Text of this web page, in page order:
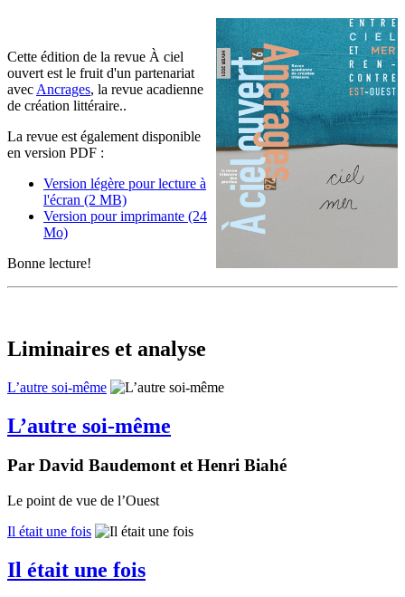
Cette édition de la revue À ciel
ouvert est le fruit d'un partenariat
avec Ancrages, la revue acadienne
de création littéraire..
La revue est également disponible
en version PDF :
Version légère pour lecture à
l'écran (2 MB)
Version pour imprimante (24
Mo)
Bonne lecture!
Liminaires et analyse
L’autre soi-même
L’autre soi-même
Par David Baudemont et Henri Biahé
Le point de vue de l’Ouest
Il était une fois
Il était une fois